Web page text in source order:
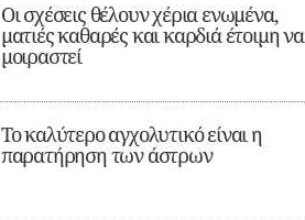
Οι σχέσεις θέλουν χέρια ενωμένα,
ματιές καθαρές και καρδιά έτοιμη να
μοιραστεί
Το καλύτερο αγχολυτικό είναι η
παρατήρηση των άστρων